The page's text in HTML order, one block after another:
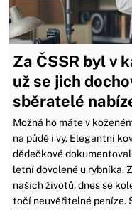
Za ČSSR byl v
už se jich
sběratelé
Možná ho máte v
na půdě i vy. Elegantní
dědečkové
letní dovolené u rybníka.
našich životů, dnes se
točí neuvěřitelné peníze.